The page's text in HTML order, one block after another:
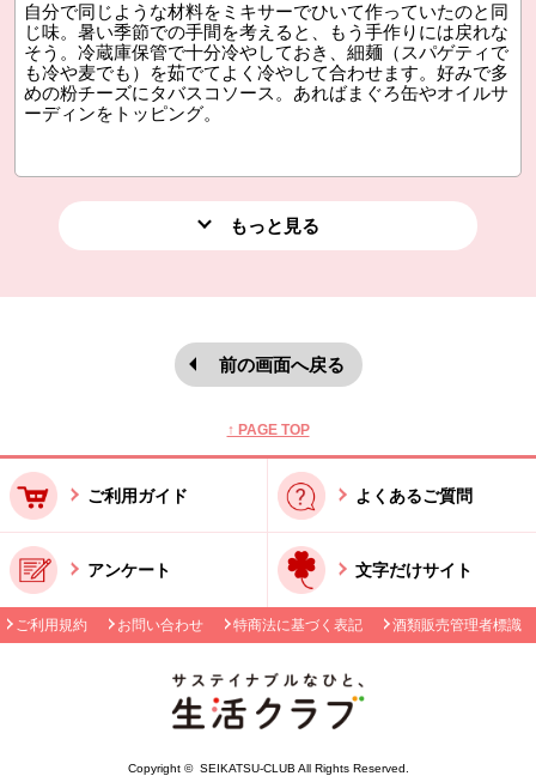
自分で同じような材料をミキサーでひいて作っていたのと同
じ味。暑い季節での手間を考えると、もう手作りには戻れな
そう。冷蔵庫保管で十分冷やしておき、細麺（スパゲティで
も冷や麦でも）を茹でてよく冷やして合わせます。好みで多
めの粉チーズにタバスコソース。あればまぐろ缶やオイルサ
ーディンをトッピング。
もっと見る
前の画面へ戻る
↑ PAGE TOP
ご利用ガイド よくあるご質問
アンケート 文字だけサイト
ご利用規約 お問い合わせ 特商法に基づく表記 酒類販売管理者標識
Copyright © SEIKATSU-CLUB All Rights Reserved.